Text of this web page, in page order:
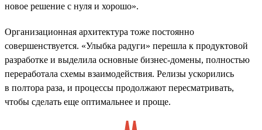
новое решение с нуля и хорошо».
Организационная архитектура тоже постоянно
совершенствуется. «Улыбка радуги» перешла к продуктовой
разработке и выделила основные бизнес-домены, полностью
переработала схемы взаимодействия. Релизы ускорились
в полтора раза, и процессы продолжают пересматривать,
чтобы сделать еще оптимальнее и проще.